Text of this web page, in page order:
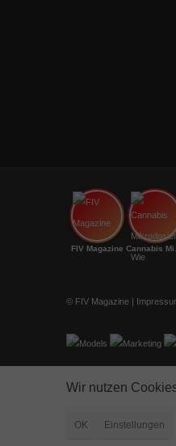
FIV Magazine
© FIV Magazine |
Models Marketing
Wir nutzen
OK Einstellungen